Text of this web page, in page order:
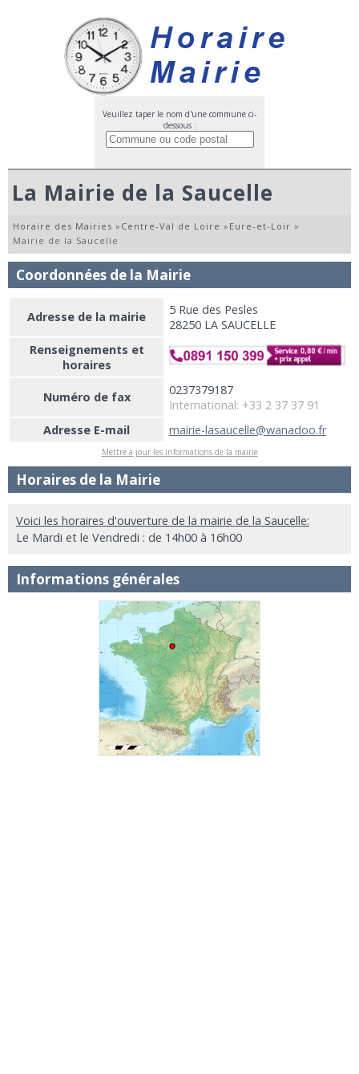
Veuillez taper le nom d'une commune ci-
dessous :
La Mairie de la Saucelle
Horaire des Mairies » Centre-Val de Loire » Eure-et-Loir »
Mairie de la Saucelle
Coordonnées de la Mairie
Adresse de la mairie
5 Rue des Pesles
28250 LA SAUCELLE
Renseignements et
horaires
Numéro de fax
0237379187
International: +33 2 37 37 91
Adresse E-mail
mairie-lasaucelle@wanadoo.fr
Mettre à jour les informations de la mairie
Horaires de la Mairie
Voici les horaires d'ouverture de la mairie de la Saucelle:
Le Mardi et le Vendredi : de 14h00 à 16h00
Informations générales